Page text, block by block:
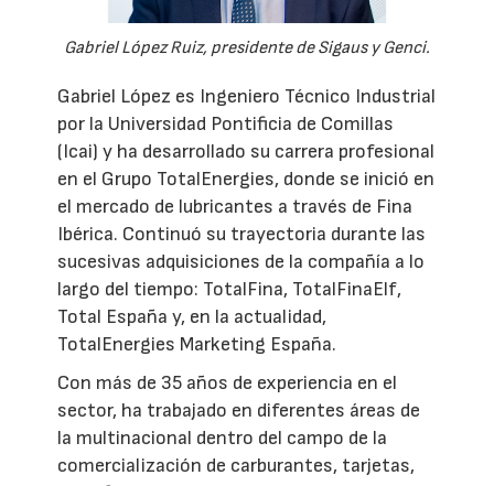
Gabriel López Ruiz, presidente de Sigaus y Genci.
Gabriel López es Ingeniero Técnico Industrial
por la Universidad Pontificia de Comillas
(Icai) y ha desarrollado su carrera profesional
en el Grupo TotalEnergies, donde se inició en
el mercado de lubricantes a través de Fina
Ibérica. Continuó su trayectoria durante las
sucesivas adquisiciones de la compañía a lo
largo del tiempo: TotalFina, TotalFinaElf,
Total España y, en la actualidad,
TotalEnergies Marketing España.
Con más de 35 años de experiencia en el
sector, ha trabajado en diferentes áreas de
la multinacional dentro del campo de la
comercialización de carburantes, tarjetas,